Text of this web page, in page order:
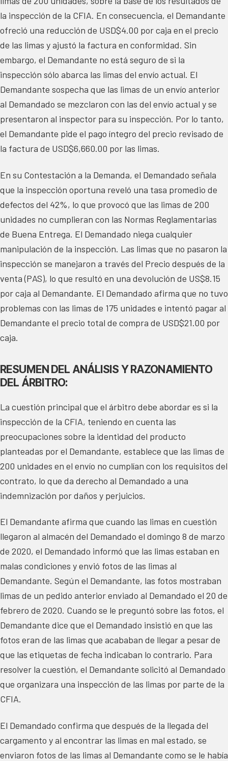
la inspección de la CFIA. En consecuencia, el Demandante
ofreció una reducción de USD$4.00 por caja en el precio
de las limas y ajustó la factura en conformidad. Sin
embargo, el Demandante no está seguro de si la
inspección sólo abarca las limas del envío actual. El
Demandante sospecha que las limas de un envío anterior
al Demandado se mezclaron con las del envío actual y se
presentaron al inspector para su inspección. Por lo tanto,
el Demandante pide el pago íntegro del precio revisado de
la factura de USD$6,660.00 por las limas.
En su Contestación a la Demanda, el Demandado señala
que la inspección oportuna reveló una tasa promedio de
defectos del 42%, lo que provocó que las limas de 200
unidades no cumplieran con las Normas Reglamentarias
de Buena Entrega. El Demandado niega cualquier
manipulación de la inspección. Las limas que no pasaron la
inspección se manejaron a través del Precio después de la
venta (PAS), lo que resultó en una devolución de US$8.15
por caja al Demandante. El Demandado afirma que no tuvo
problemas con las limas de 175 unidades e intentó pagar al
Demandante el precio total de compra de USD$21.00 por
caja.
RESUMEN DEL ANÁLISIS Y RAZONAMIENTO
DEL ÁRBITRO:
La cuestión principal que el árbitro debe abordar es si la
inspección de la CFIA, teniendo en cuenta las
preocupaciones sobre la identidad del producto
planteadas por el Demandante, establece que las limas de
200 unidades en el envío no cumplían con los requisitos del
contrato, lo que da derecho al Demandado a una
indemnización por daños y perjuicios.
El Demandante afirma que cuando las limas en cuestión
llegaron al almacén del Demandado el domingo 8 de marzo
de 2020, el Demandado informó que las limas estaban en
malas condiciones y envió fotos de las limas al
Demandante. Según el Demandante, las fotos mostraban
limas de un pedido anterior enviado al Demandado el 20 de
febrero de 2020. Cuando se le preguntó sobre las fotos, el
Demandante dice que el Demandado insistió en que las
fotos eran de las limas que acababan de llegar a pesar de
que las etiquetas de fecha indicaban lo contrario. Para
resolver la cuestión, el Demandante solicitó al Demandado
que organizara una inspección de las limas por parte de la
CFIA.
El Demandado confirma que después de la llegada del
cargamento y al encontrar las limas en mal estado, se
enviaron fotos de las limas al Demandante como se le había